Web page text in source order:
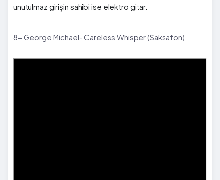
unutulmaz girişin sahibi ise elektro gitar.
8- George Michael- Careless Whisper (Saksafon)